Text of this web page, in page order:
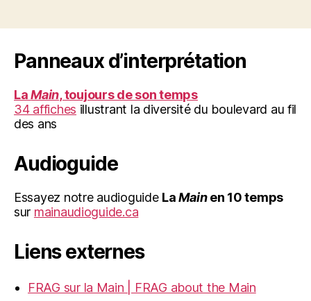
Panneaux d’interprétation
LaMain, toujours de son temps
34 affiches illustrant la diversité du boulevard au fil
des ans
Audioguide
Essayez notre audioguide LaMainen 10 temps
sur mainaudioguide.ca
Liens externes
FRAG sur la Main | FRAG about the Main